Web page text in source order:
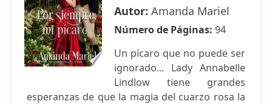
Autor: Amanda Mariel
Número de Páginas: 94
Un pícaro que no puede ser
ignorado... Lady Annabelle
Lindlow tiene grandes
esperanzas de que la magia del cuarzo rosa la